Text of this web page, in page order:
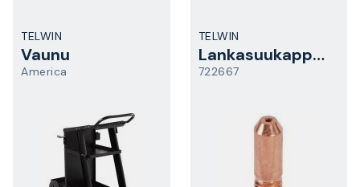
TELWIN
Vaunu
America
TELWIN
Lankasuukappale
722667